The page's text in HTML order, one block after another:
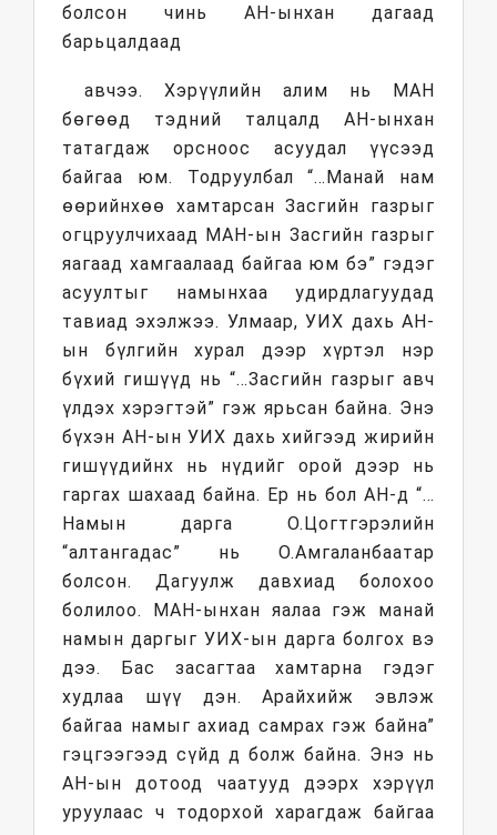
болсон чинь АН-ынхан дагаад
барьцалдаад
авчээ. Хэрүүлийн алим нь МАН
бөгөөд тэдний талцалд АН-ынхан
татагдаж орсноос асуудал үүсээд
байгаа юм. Тодруулбал “…Манай нам
өөрийнхөө хамтарсан Засгийн газрыг
огцруулчихаад МАН-ын Засгийн газрыг
яагаад хамгаалаад байгаа юм бэ” гэдэг
асуултыг намынхаа удирдлагуудад
тавиад эхэлжээ. Улмаар, УИХ дахь АН-
ын бүлгийн хурал дээр хүртэл нэр
бүхий гишүүд нь “…Засгийн газрыг авч
үлдэх хэрэгтэй” гэж ярьсан байна. Энэ
бүхэн АН-ын УИХ дахь хийгээд жирийн
гишүүдийнх нь нүдийг орой дээр нь
гаргах шахаад байна. Ер нь бол АН-д “…
Намын дарга О.Цогтгэрэлийн
“алтангадас” нь О.Амгаланбаатар
болсон. Дагуулж давхиад болохоо
болилоо. МАН-ынхан яалаа гэж манай
намын даргыг УИХ-ын дарга болгох вэ
дээ. Бас засагтаа хамтарна гэдэг
худлаа шүү дэн. Арайхийж эвлэж
байгаа намыг ахиад самрах гэж байна”
гэцгээгээд сүйд д болж байна. Энэ нь
АН-ын дотоод чаатууд дээрх хэрүүл
уруулаас ч тодорхой харагдаж байгаа